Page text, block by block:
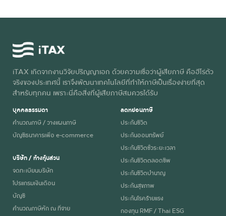
iTAX เกิดจากงานวิจัยปริญญาเอก ด้วยความเชื่อว่าผู้เสียภาษี คือฮีโร่ตัว
จริงของประเทศนี้ เราจึงพัฒนาเทคโนโลยีที่ทำให้ภาษีเป็นเรื่องง่ายที่สุด
สำหรับทุกคน เพราะนี่คือสิ่งที่ผู้เสียภาษีสมควรได้รับ
บุคคลธรรมดา
คำนวณภาษี / วางแผนภาษี
บัญชีธนาคารเพื่อ e-commerce
บริษัท / ห้างหุ้นส่วน
จดทะเบียนบริษัท
โปรแกรมเงินเดือน
บัญชี
คำนวณภาษีหัก ณ ที่จ่าย
ลดหย่อนภาษี
ประกันชีวิต
ประกันออมทรัพย์
ประกันชีวิตชั่วระยะเวลา
ประกันชีวิตตลอดชีพ
ประกันชีวิตบำนาญ
ประกันสุขภาพ
ประกันโรคร้ายแรง
กองทุน RMF / Thai ESG